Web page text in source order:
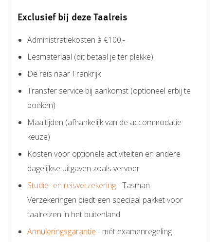
Exclusief bij deze Taalreis
Administratiekosten à €100,-
Lesmateriaal (dit betaal je ter plekke)
De reis naar Frankrijk
Transfer service bij aankomst (optioneel erbij te
boeken)
Maaltijden (afhankelijk van de accommodatie
keuze)
Kosten voor optionele activiteiten en andere
dagelijkse uitgaven zoals vervoer
Studie- en reisverzekering- Tasman
Verzekeringen biedt een speciaal pakket voor
taalreizen in het buitenland
Annuleringsgarantie - mét examenregeling